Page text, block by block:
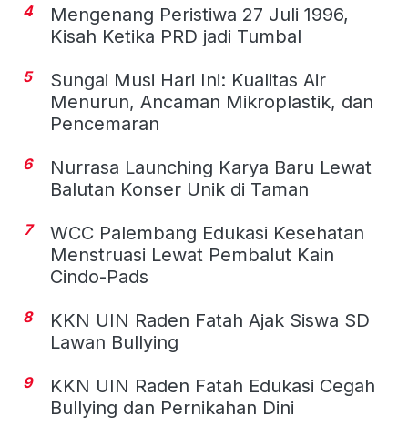
4
Mengenang Peristiwa 27 Juli 1996,
Kisah Ketika PRD jadi Tumbal
5
Sungai Musi Hari Ini: Kualitas Air
Menurun, Ancaman Mikroplastik, dan
Pencemaran
6
Nurrasa Launching Karya Baru Lewat
Balutan Konser Unik di Taman
7
WCC Palembang Edukasi Kesehatan
Menstruasi Lewat Pembalut Kain
Cindo-Pads
8
KKN UIN Raden Fatah Ajak Siswa SD
Lawan Bullying
9
KKN UIN Raden Fatah Edukasi Cegah
Bullying dan Pernikahan Dini